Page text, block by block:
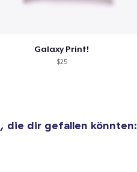
Galaxy Print!
$25
, die dir gefallen könnten: